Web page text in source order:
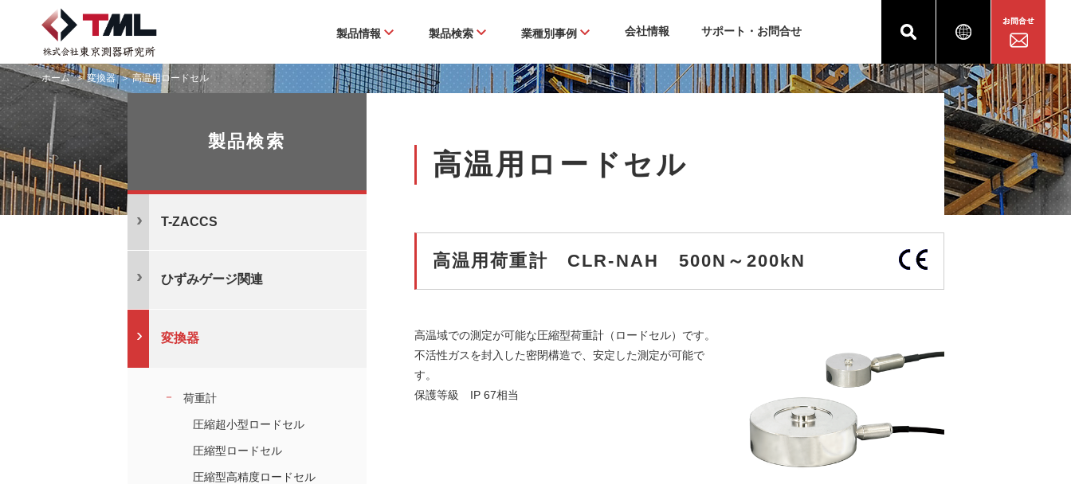
製品情報 製品検索 業種別事例 会社情報 サポート・お問合せ
ホーム 変換器 高温用ロードセル
高温用ロードセル
高温用荷重計 CLR-NAH 500N～200kN
高温域での測定が可能な圧縮型荷重計（ロードセル）です。
不活性ガスを封入した密閉構造で、安定した測定が可能で
す。
保護等級 IP 67相当
製品検索
T-ZACCS
ひずみゲージ関連
変換器
荷重計
圧縮超小型ロードセル
圧縮型ロードセル
圧縮型高精度ロードセル